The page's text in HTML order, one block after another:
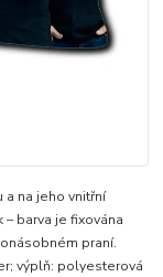
na jeho vnitřní
barva je fixována
praní.
výplň: polyesterová